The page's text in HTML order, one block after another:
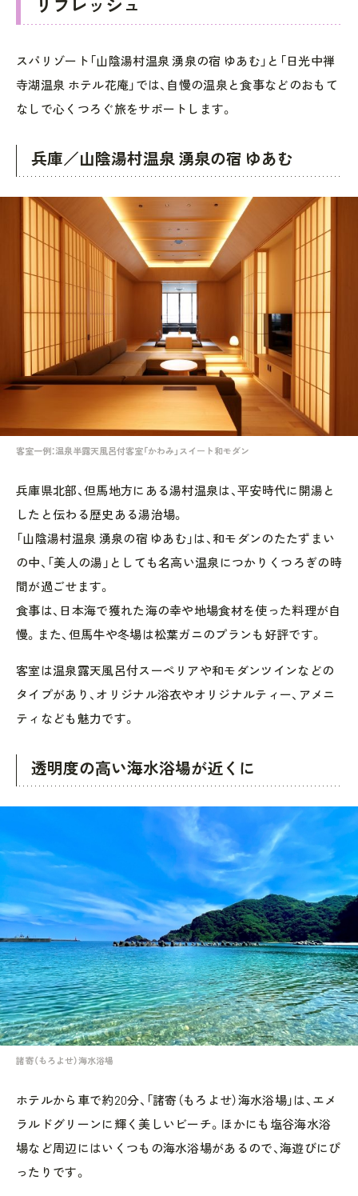
リフレッシュ
スパリゾート「山陰湯村温泉 湧泉の宿 ゆあむ」と「日光中禅
寺湖温泉 ホテル花庵」では、自慢の温泉と食事などのおもて
なしで心くつろぐ旅をサポートします。
兵庫／山陰湯村温泉 湧泉の宿 ゆあむ
客室一例：温泉半露天風呂付客室「かわみ」スイート和モダン
兵庫県北部、但馬地方にある湯村温泉は、平安時代に開湯と
したと伝わる歴史ある湯治場。
「山陰湯村温泉 湧泉の宿 ゆあむ」は、和モダンのたたずまい
の中、「美人の湯」としても名高い温泉につかりくつろぎの時
間が過ごせます。
食事は、日本海で獲れた海の幸や地場食材を使った料理が自
慢。また、但馬牛や冬場は松葉ガニのプランも好評です。
客室は温泉露天風呂付スーペリアや和モダンツインなどの
タイプがあり、オリジナル浴衣やオリジナルティー、アメニ
ティなども魅力です。
透明度の高い海水浴場が近くに
諸寄（もろよせ）海水浴場
ホテルから車で約20分、「諸寄（もろよせ）海水浴場」は、エメ
ラルドグリーンに輝く美しいビーチ。ほかにも塩谷海水浴
場など周辺にはいくつもの海水浴場があるので、海遊びにぴ
ったりです。